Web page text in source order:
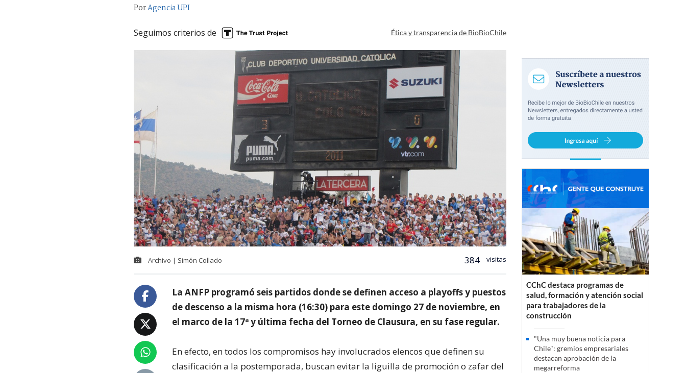
PorAgencia UPI
Seguimos criterios de Ética y transparencia de BioBioChile
Archivo | Simón Collado 384 visitas
La ANFP programó seis partidos donde se definen acceso a playoffs y puestos
de descenso a la misma hora (16:30) para este domingo 27 de noviembre, en
el marco de la 17ª y última fecha del Torneo de Clausura, en su fase regular.
En efecto, en todos los compromisos hay involucrados elencos que definen su
clasificación a la postemporada, buscan evitar la liguilla de promoción o zafar del
CChC destaca programas de
salud, formación y atención social
para trabajadores de la
construcción
"Una muy buena noticia para
Chile": gremios empresariales
destacan aprobación de la
megarreforma